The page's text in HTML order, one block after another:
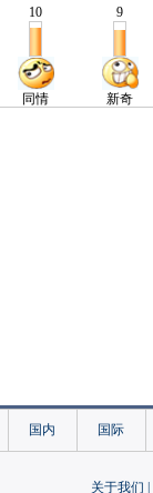
国内 国际
关于我们